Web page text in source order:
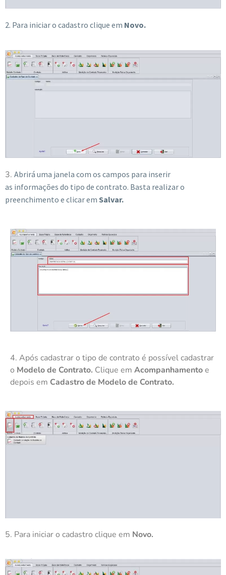
2. Para iniciar o cadastro clique em Novo.
3. Abrirá uma janela com os campos para inserir
as informações do tipo de contrato. Basta realizar o
preenchimento e clicar em Salvar.
4. Após cadastrar o tipo de contrato é possível cadastrar
o Modelo de Contrato. Clique em Acompanhamentoe
depois em Cadastro de Modelo de Contrato.
5. Para iniciar o cadastro clique em Novo.